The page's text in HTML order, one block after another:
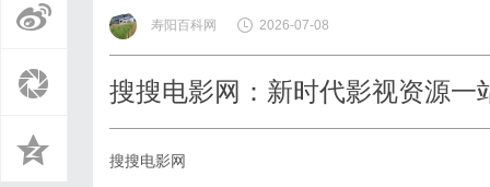
›
寿阳百科网 2026-07-08
搜搜电影网：新时代影视资源一
搜搜电影网